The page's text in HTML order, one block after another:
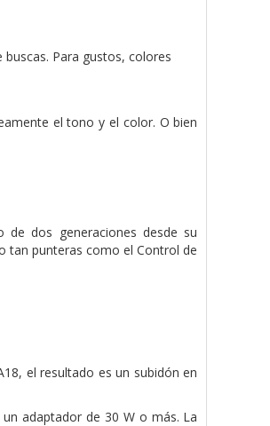
Para gustos, colores
el tono y el color. O bien
dos generaciones desde su
tan punteras como el Control de
el resultado es un subidón en
adaptador de 30 W o más. La